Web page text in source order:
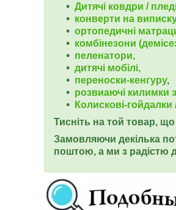
Дитячі ковдри /
конверти на
ортопедичні
комбінезони
пеленатори,
дитячі мобілі,
переноски-кенгуру,
розвиаючі килимки з
Колискові-
Тисніть на той товар,
Замовляючи декілька
поштою, а ми з радістю